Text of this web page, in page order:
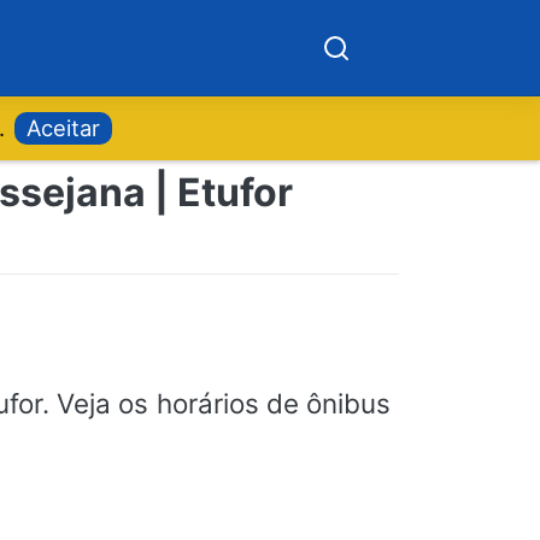
. Aceitar
| Etufor
Veja os horários de ônibus